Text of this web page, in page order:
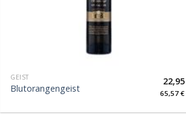
GEIST
Blutorangengeist
22,95
65,57 €